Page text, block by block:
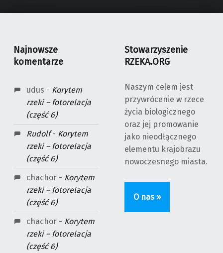
Najnowsze
komentarze
udus - Korytem
rzeki – fotorelacja
(część 6)
Rudolf- Korytem
rzeki – fotorelacja
(część 6)
chachor- Korytem
rzeki – fotorelacja
(część 6)
chachor- Korytem
rzeki – fotorelacja
(część 6)
Stowarzyszenie
RZEKA.ORG
Naszym celem jest
przywrócenie w rzece
życia biologicznego
oraz jej promowanie
jako nieodłącznego
elementu krajobrazu
nowoczesnego miasta.
O nas »